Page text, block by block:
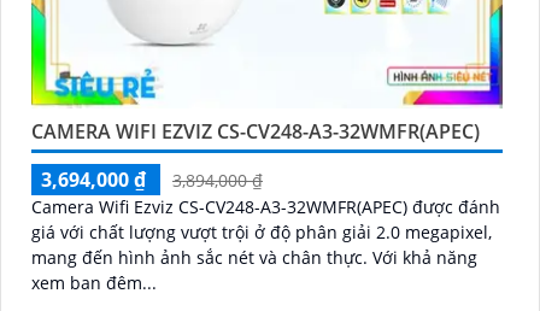
CAMERA WIFI EZVIZ CS-CV248-A3-32WMFR(APEC)
3,694,000 ₫
3,894,000 ₫
Camera Wifi Ezviz CS-CV248-A3-32WMFR(APEC) được đánh
giá với chất lượng vượt trội ở độ phân giải 2.0 megapixel,
mang đến hình ảnh sắc nét và chân thực. Với khả năng
xem ban đêm...